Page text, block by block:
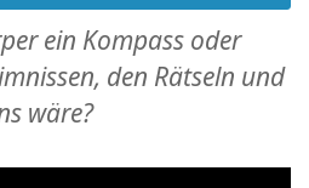
ein Kompass oder
den Rätseln und
wäre?